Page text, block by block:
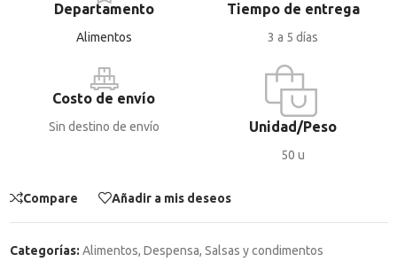
Departamento
Alimentos
Tiempo de entrega
3 a 5 días
Costo de envío
Sin destino de envío Unidad/Peso
50 u
Compare Añadir a mis deseos
Categorías: Alimentos, Despensa, Salsas y condimentos